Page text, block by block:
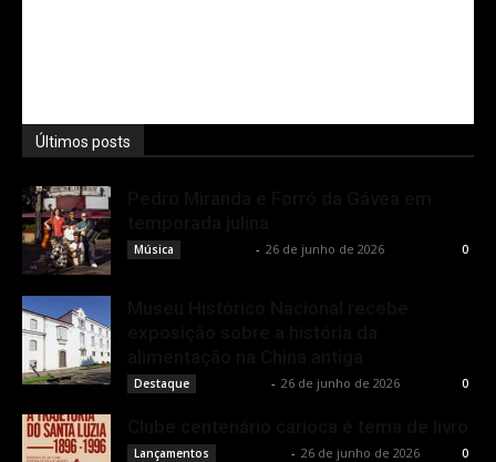
Últimos posts
Música - 26 de junho de 2026 0
Destaque - 26 de junho de 2026 0
Lançamentos - 26 de junho de 2026 0